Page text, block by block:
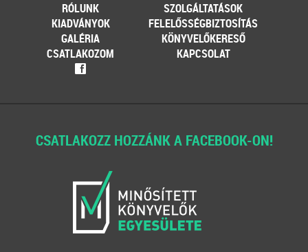
RÓLUNK
SZOLGÁLTATÁSOK
KIADVÁNYOK
FELELŐSSÉGBIZTOSÍTÁS
GALÉRIA
KÖNYVELŐKERESŐ
CSATLAKOZOM
KAPCSOLAT
f
CSATLAKOZZ HOZZÁNK A FACEBOOK-ON!